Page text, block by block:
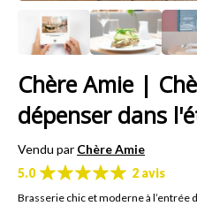
Chère Amie |
dépenser dans
Vendu par Chère Amie
5.0
2 avis
Brasserie chic et moderne à l’entrée